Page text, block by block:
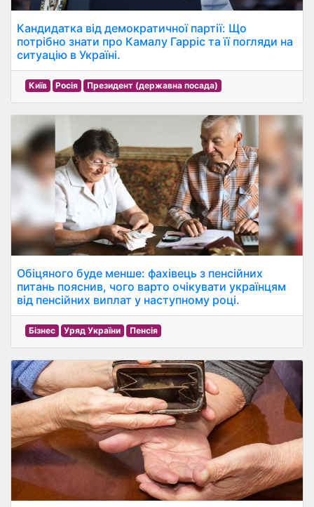
Кандидатка від демократичної партії: Що
потрібно знати про Камалу Гарріс та її погляди на
ситуацію в Україні.
Київ Росія Президент (державна посада)
Обіцяного буде менше: фахівець з пенсійних
питань пояснив, чого варто очікувати українцям
від пенсійних виплат у наступному році.
Бізнес Уряд України Пенсія